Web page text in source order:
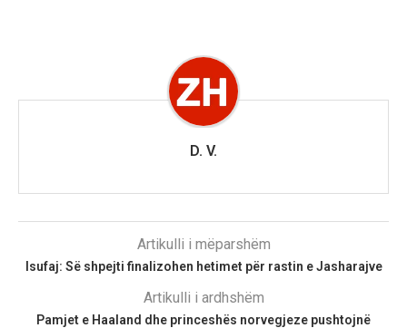
D. V.
Artikulli i mëparshëm
Isufaj: Së shpejti finalizohen hetimet për rastin e Jasharajve
Artikulli i ardhshëm
Pamjet e Haaland dhe princeshës norvegjeze pushtojnë